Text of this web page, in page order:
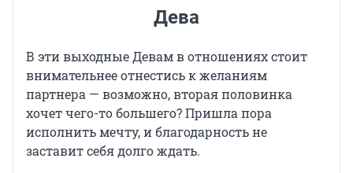
Дева
В эти выходные Девам в отношениях стоит
внимательнее отнестись к желаниям
партнера — возможно, вторая половинка
хочет чего-то большего? Пришла пора
исполнить мечту, и благодарность не
заставит себя долго ждать.